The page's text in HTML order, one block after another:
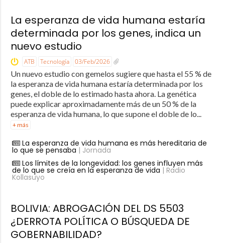
La esperanza de vida humana estaría
determinada por los genes, indica un
nuevo estudio
ATB Tecnología 03/Feb/2026
Un nuevo estudio con gemelos sugiere que hasta el 55 % de
la esperanza de vida humana estaría determinada por los
genes, el doble de lo estimado hasta ahora. La genética
puede explicar aproximadamente más de un 50 % de la
esperanza de vida humana, lo que supone el doble de lo...
+ más
La esperanza de vida humana es más hereditaria de
lo que se pensaba | Jornada
Los límites de la longevidad: los genes influyen más
de lo que se creía en la esperanza de vida | Radio
Kollasuyo
BOLIVIA: ABROGACIÓN DEL DS 5503
¿DERROTA POLÍTICA O BÚSQUEDA DE
GOBERNABILIDAD?